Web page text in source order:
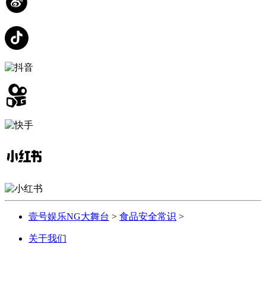
壹号娱乐NG大舞台 > 食品安全常识 >
关于我们